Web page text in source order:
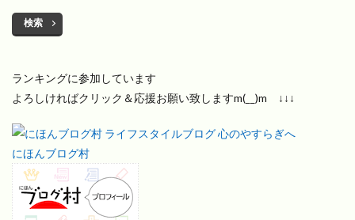
検索
ランキングに参加しています
よろしければクリック＆応援お願い致しますm(__)m ↓↓↓
にほんブログ村